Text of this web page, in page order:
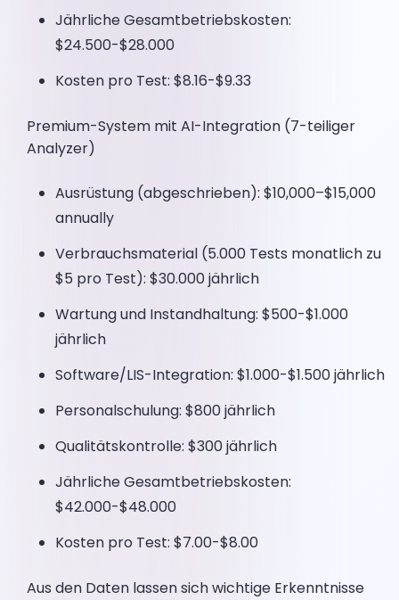
Jährliche Gesamtbetriebskosten:
$24.500-$28.000
Kosten pro Test: $8.16-$9.33
Premium-System mit AI-Integration (7-teiliger
Analyzer)
Ausrüstung (abgeschrieben): $10,000–$15,000
annually
Verbrauchsmaterial (5.000 Tests monatlich zu
$5 pro Test): $30.000 jährlich
Wartung und Instandhaltung: $500-$1.000
jährlich
Software/LIS-Integration: $1.000-$1.500 jährlich
Personalschulung: $800 jährlich
Qualitätskontrolle: $300 jährlich
Jährliche Gesamtbetriebskosten:
$42.000-$48.000
Kosten pro Test: $7.00-$8.00
Aus den Daten lassen sich wichtige Erkenntnisse